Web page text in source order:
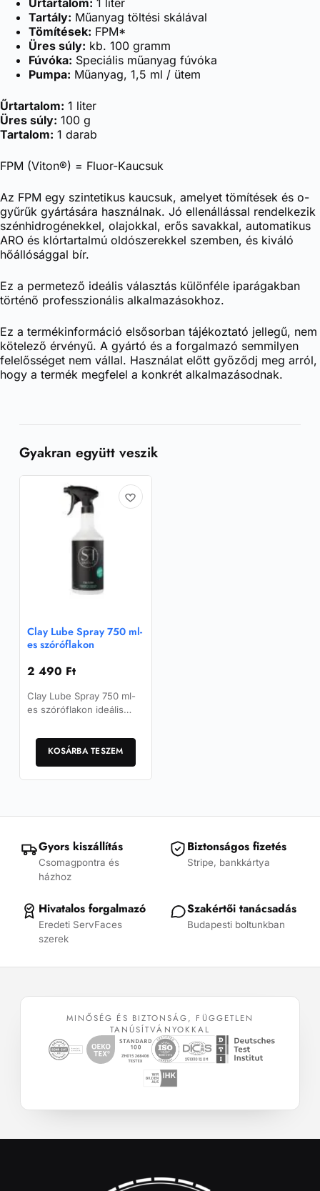
Űrtartalom: 1 liter
Tartály: Műanyag töltési skálával
Tömítések: FPM*
Üres súly: kb. 100 gramm
Fúvóka: Speciális műanyag fúvóka
Pumpa: Műanyag, 1,5 ml / ütem
Űrtartalom: 1 liter
Üres súly: 100 g
Tartalom: 1 darab
FPM (Viton®) = Fluor-Kaucsuk
Az FPM egy szintetikus kaucsuk, amelyet tömítések és o-
gyűrűk gyártására használnak. Jó ellenállással rendelkezik
szénhidrogénekkel, olajokkal, erős savakkal, automatikus
ARO és klórtartalmú oldószerekkel szemben, és kiváló
hőállósággal bír.
Ez a permetező ideális választás különféle iparágakban
történő professzionális alkalmazásokhoz.
Ez a termékinformáció elsősorban tájékoztató jellegű, nem
kötelező érvényű. A gyártó és a forgalmazó semmilyen
felelősséget nem vállal. Használat előtt győződj meg arról,
hogy a termék megfelel a konkrét alkalmazásodnak.
Gyakran együtt veszik
Clay Lube Spray 750 ml-
es szóróflakon
2 490 Ft
Clay Lube Spray 750 ml-
es szóróflakon ideális
Concentrate
koncentrátumból készített,
azonnal használható…
KOSÁRBA TESZEM
Gyors kiszállítás
Csomagpontra és
házhoz
Biztonságos fizetés
Stripe, bankkártya
Hivatalos forgalmazó
Eredeti ServFaces
szerek
Szakértői tanácsadás
Budapesti boltunkban
MINŐSÉG ÉS BIZTONSÁG, FÜGGETLEN
TANÚSÍTVÁNYOKKAL